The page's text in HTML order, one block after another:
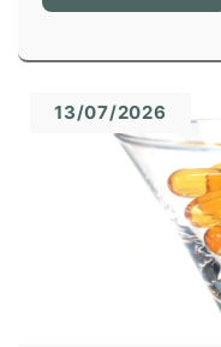
13/07/2026